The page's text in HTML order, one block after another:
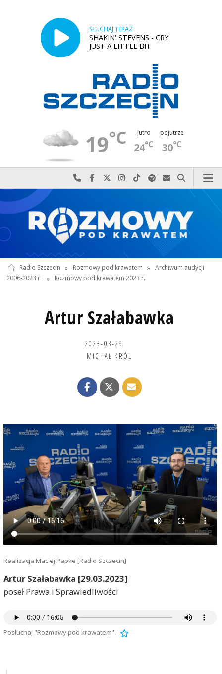
SŁUCHAJ TERAZ
SHAKIN' STEVENS - CRY
JUST A LITTLE BIT
19°C jutro
24°C
pojutrze
30°C
Najlepiej po prostu do nas zadzwoń
Odwiedź nas na Facebook-u
Odwiedź nas na X
Odwiedź nas na Instagram-ie
Odwiedź nas na TikTok-u
Szukaj nas na Spotify
Wyślij do nas
Szukaj
Radio Szczecin » Rozmowy pod krawatem » Archiwum audycji
2006-2023 r.
» Rozmowy pod krawatem 2023 r.
Artur Szałabawka
2023-03-29
MICHAŁ KRÓL
Realizacja Maciej Papke [Radio Szczecin]
Artur Szałabawka [29.03.2023]
poseł Prawa i Sprawiedliwości
Posłuchaj "Rozmowy pod krawatem".